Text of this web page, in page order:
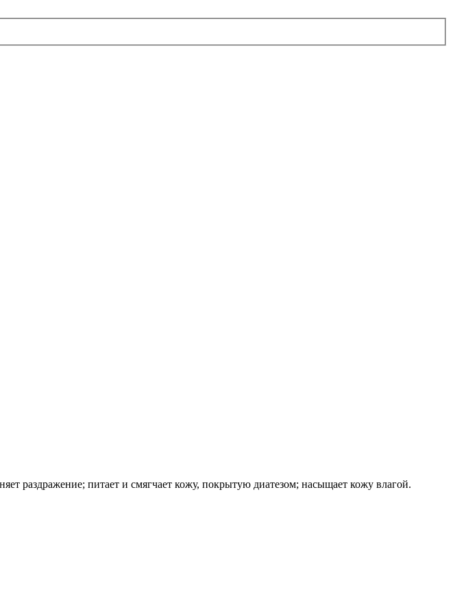
раздражение; питает и смягчает кожу, покрытую диатезом; насыщает кожу влагой.